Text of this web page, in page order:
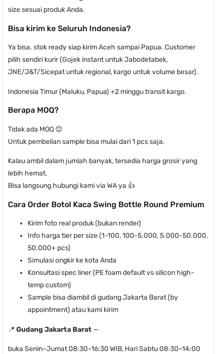
size sesuai produk Anda.
Bisa kirim ke Seluruh Indonesia?
Ya bisa. stok ready siap kirim Aceh sampai Papua. Customer
pilih sendiri kurir (Gojek instant untuk Jabodetabek,
JNE/J&T/Sicepat untuk regional, kargo untuk volume besar).
Indonesia Timur (Maluku, Papua) +2 minggu transit kargo.
Berapa MOQ?
Tidak ada MOQ 😊
Untuk pembelian sample bisa mulai dari 1 pcs saja.
Kalau ambil dalam jumlah banyak, tersedia harga grosir yang
lebih hemat.
Bisa langsung hubungi kami via WA ya 👍
Cara Order Botol Kaca Swing Bottle Round Premium
Kirim foto real produk (bukan render)
Info harga tier per size (1-100, 100-5.000, 5.000-50.000,
50.000+ pcs)
Simulasi ongkir ke kota Anda
Konsultasi spec liner (PE foam default vs silicon high-
temp custom)
Sample bisa diambil di gudang Jakarta Barat (by
appointment) atau kami kirim
📍 Gudang Jakarta Barat —
buka Senin–Jumat 08:30–16:30 WIB, Hari Sabtu 08:30–14:00